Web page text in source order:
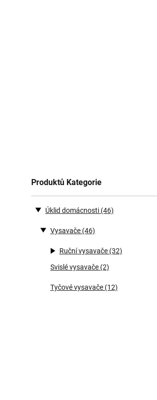
Produktů Kategorie
Úklid domácnosti (46)
Vysavače (46)
Ruční vysavače (32)
Svislé vysavače (2)
Tyčové vysavače (12)